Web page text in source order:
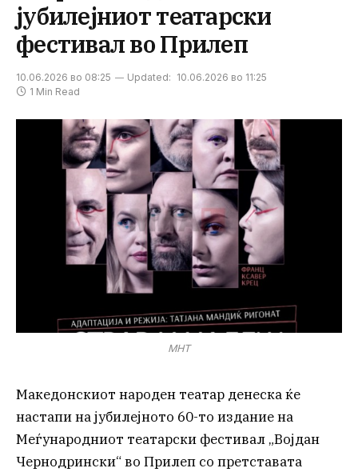
јубилејниот театарски
фестивал во Прилеп
10.06.2026 во 08:25 Updated: 10.06.2026 во 11:25
1 Min Read
МНТ
Македонскиот народен театар денеска ќе
настапи на јубилејното 60-то издание на
Меѓународниот театарски фестивал „Војдан
Чернодрински“ во Прилеп со претставата